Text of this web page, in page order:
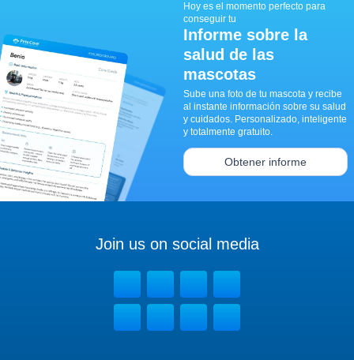
Hoy es el momento perfecto para
conseguir tu
Informe sobre la
salud de las
mascotas
Sube una foto de tu mascota y recibe
al instante información sobre su salud
y cuidados. Personalizado, inteligente
y totalmente gratuito.
Obtener informe
Join us on social media